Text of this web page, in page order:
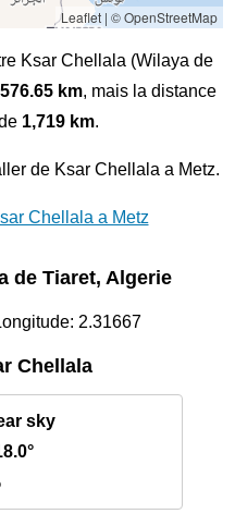
Leaflet| © OpenStreetMap
Ksar Chellala (Wilaya de
km, mais la distance
1,719 km.
de Ksar Chellala a Metz.
Chellala a Metz
de Tiaret, Algerie
2.31667
Chellala
sky